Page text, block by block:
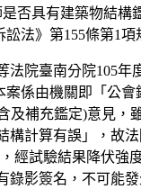
否具有建築物結
法》第155條第1
院臺南分院105
係由機關即「公
補充鑑定)意見
計算有誤」，故
試驗結果降伏強
影簽名，不可能